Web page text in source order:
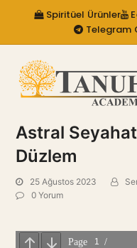
Spiritüel Ürünler
Telegram
Astral Seyahat
Düzlem
25 Ağustos 2023
0 Yorum